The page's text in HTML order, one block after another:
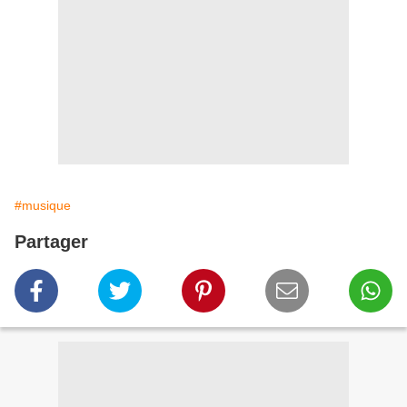
#musique
Partager